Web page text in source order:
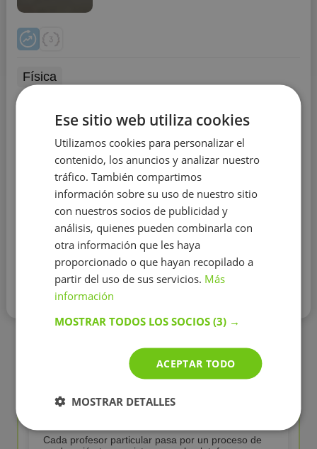
Física
Educación:
Experiencia: menos de 1 año
Soy una chica muy responsable, constante e
inteligente. Muy trabajadora, amable y con buenas
notas. Me gustan los niños y me gustaría dedicar a
la educación.Siempre me ha gustado ayudar a los
demás en las clases y se me da muy bien ciencias. Me
encantaría ser profesora.
Contactar con el tutor
¿Por qué elegir clases de Física con
profesor particular en BuscaTuProfesor?
Cada profesor particular pasa por un proceso de
Ese sitio web utiliza cookies
Utilizamos cookies para personalizar el
contenido, los anuncios y analizar nuestro
tráfico. También compartimos
información sobre su uso de nuestro sitio
con nuestros socios de publicidad y
análisis, quienes pueden combinarla con
otra información que les haya
proporcionado o que hayan recopilado a
partir del uso de sus servicios. Más
información
MOSTRAR TODOS LOS SOCIOS(3) →
ACEPTAR TODO
MOSTRAR DETALLES